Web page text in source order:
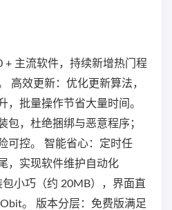
+ 主流软件，持续新增热门程
高效更新：优化更新算法，
，批量操作节省大量时间。
包，杜绝捆绑与恶意程序；
可控。 智能省心：定时任
，实现软件维护自动化
小巧（约 20MB），界面直
。 版本分层：免费版满足